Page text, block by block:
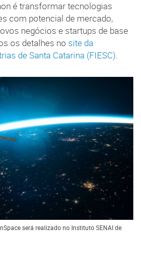
é transformar tecnologias
com potencial de mercado,
negócios e startups de base
os detalhes no site da
de Santa Catarina (FIESC).
será realizado no Instituto SENAI de